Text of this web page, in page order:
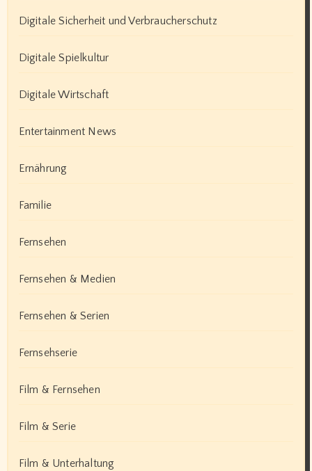
Digitale Sicherheit und Verbraucherschutz
Digitale Spielkultur
Digitale Wirtschaft
Entertainment News
Ernährung
Familie
Fernsehen
Fernsehen & Medien
Fernsehen & Serien
Fernsehserie
Film & Fernsehen
Film & Serie
Film & Unterhaltung